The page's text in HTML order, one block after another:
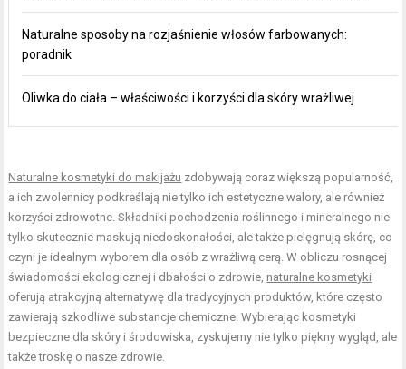
Naturalne sposoby na rozjaśnienie włosów farbowanych:
poradnik
Oliwka do ciała – właściwości i korzyści dla skóry wrażliwej
Naturalne kosmetyki do makijażu zdobywają coraz większą popularność,
a ich zwolennicy podkreślają nie tylko ich estetyczne walory, ale również
korzyści zdrowotne. Składniki pochodzenia roślinnego i mineralnego nie
tylko skutecznie maskują niedoskonałości, ale także pielęgnują skórę, co
czyni je idealnym wyborem dla osób z wrażliwą cerą. W obliczu rosnącej
świadomości ekologicznej i dbałości o zdrowie, naturalne kosmetyki
oferują atrakcyjną alternatywę dla tradycyjnych produktów, które często
zawierają szkodliwe substancje chemiczne. Wybierając kosmetyki
bezpieczne dla skóry i środowiska, zyskujemy nie tylko piękny wygląd, ale
także troskę o nasze zdrowie.